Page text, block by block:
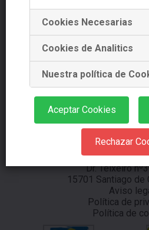
+34 881 978
Dr. Teixeiro
15701 Santiago de
Aviso
Política de
Política de
Cookies Necesarias
Cookies de Analitics
Nuestra política de
Aceptar Cookies
Rechazar